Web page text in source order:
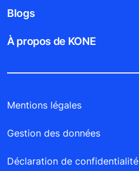
Blogs
À propos de KONE
Mentions légales
Gestion des données
Déclaration de confidentialité